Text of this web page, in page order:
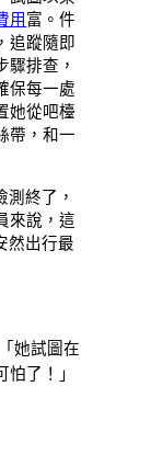
用 富。件
追蹤隨即
驟排查，
保每一處
她從吧檯
帶，和一
測終了，
來說，這
然出行最
她試圖在
了！」